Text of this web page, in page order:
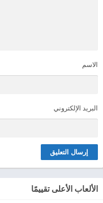
الاسم
البريد الإلكتروني
الألعاب الأعلى تقييمًا